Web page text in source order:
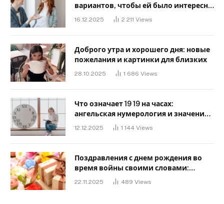
вариантов, чтобы ей было интересно
16.12.2025 2 211 Views
Доброго утра и хорошего дня: новые
пожелания и картинки для близких
28.10.2025 1 686 Views
Что означает 19 19 на часах:
ангельская нумерология и значение
12.12.2025 1 144 Views
Поздравления с днем ​​рождения во
время войны своими словами:
Слова, дающие надежду и силу
22.11.2025 489 Views